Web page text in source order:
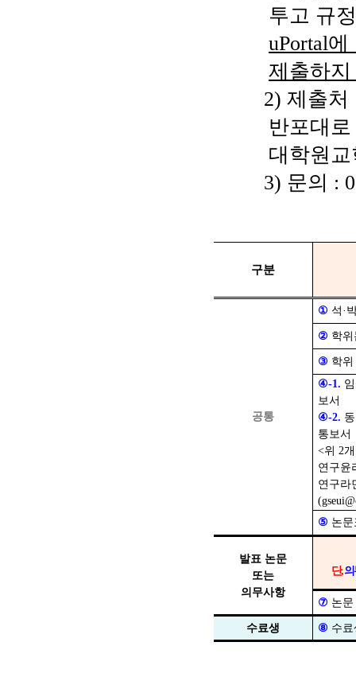
투고 규
uPortal에
제출하
2) 제출처
반포대
대학원
3) 문의 :
구분
공통
① 석 ·
② 학
③ 학
④-1.
보서
④-2.
통보서
<위 2
연구윤
연구라
⑤ 논
발표 논문
또는
의무사항
단,
⑦ 논
수료생 ⑧ 수